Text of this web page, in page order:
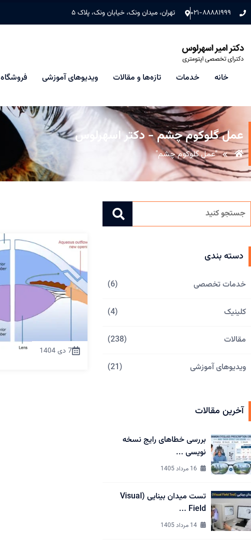
۰۲۱-۸۸۸۸۱۹۹۹ تهران، میدان ونک، خیابان ونک، پلاک ۵
خانه خدمات تازه‌ها و مقالات ویدیوهای آموزشی فروشگاه
عمل گلوکوم چشم - دکتر اسهرلوس
"عمل گلوکوم چشم"
دسته بندی
خدمات تخصصی (6)
کلینیک (4)
مقالات (238)
ویدیوهای آموزشی (21)
آخرین مقالات
بررسی خطاهای رایج نسخه
نویسی ...
تست میدان بینایی (Visual
Field ...
7 دی 1404